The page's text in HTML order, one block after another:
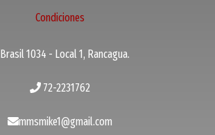
Condiciones
Brasil 1034 - Local 1, Rancagua.
72-2231762
mmsmike1@gmail.com